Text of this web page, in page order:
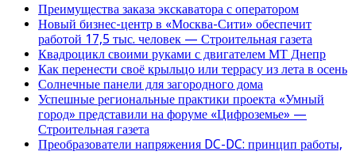
Преимущества заказа экскаватора с оператором
Новый бизнес-центр в «Москва-Сити» обеспечит
работой 17,5 тыс. человек — Строительная газета
Квадроцикл своими руками с двигателем МТ Днепр
Как перенести своё крыльцо или террасу из лета в осень
Солнечные панели для загородного дома
Успешные региональные практики проекта «Умный
город» представили на форуме «Цифроземье» —
Строительная газета
Преобразователи напряжения DC-DC: принцип работы,